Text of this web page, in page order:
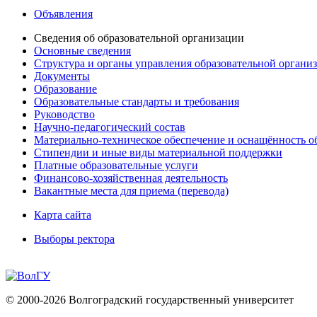
Объявления
Сведения об образовательной организации
Основные сведения
Структура и органы управления образовательной
Документы
Образование
Образовательные стандарты и требования
Руководство
Научно-педагогический состав
Материально-техническое обеспечение и оснащённость
Стипендии и иные виды материальной поддержки
Платные образовательные услуги
Финансово-хозяйственная деятельность
Вакантные места для приема (перевода)
Карта сайта
Выборы ректора
© 2000-2026 Волгоградский государственный университет